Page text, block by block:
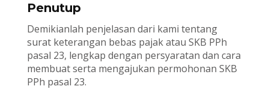
Penutup
Demikianlah penjelasan dari kami tentang
surat keterangan bebas pajak atau SKB PPh
pasal 23, lengkap dengan persyaratan dan cara
membuat serta mengajukan permohonan SKB
PPh pasal 23.